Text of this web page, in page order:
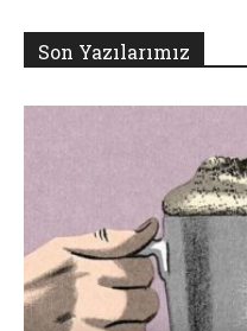
Son Yazılarımız